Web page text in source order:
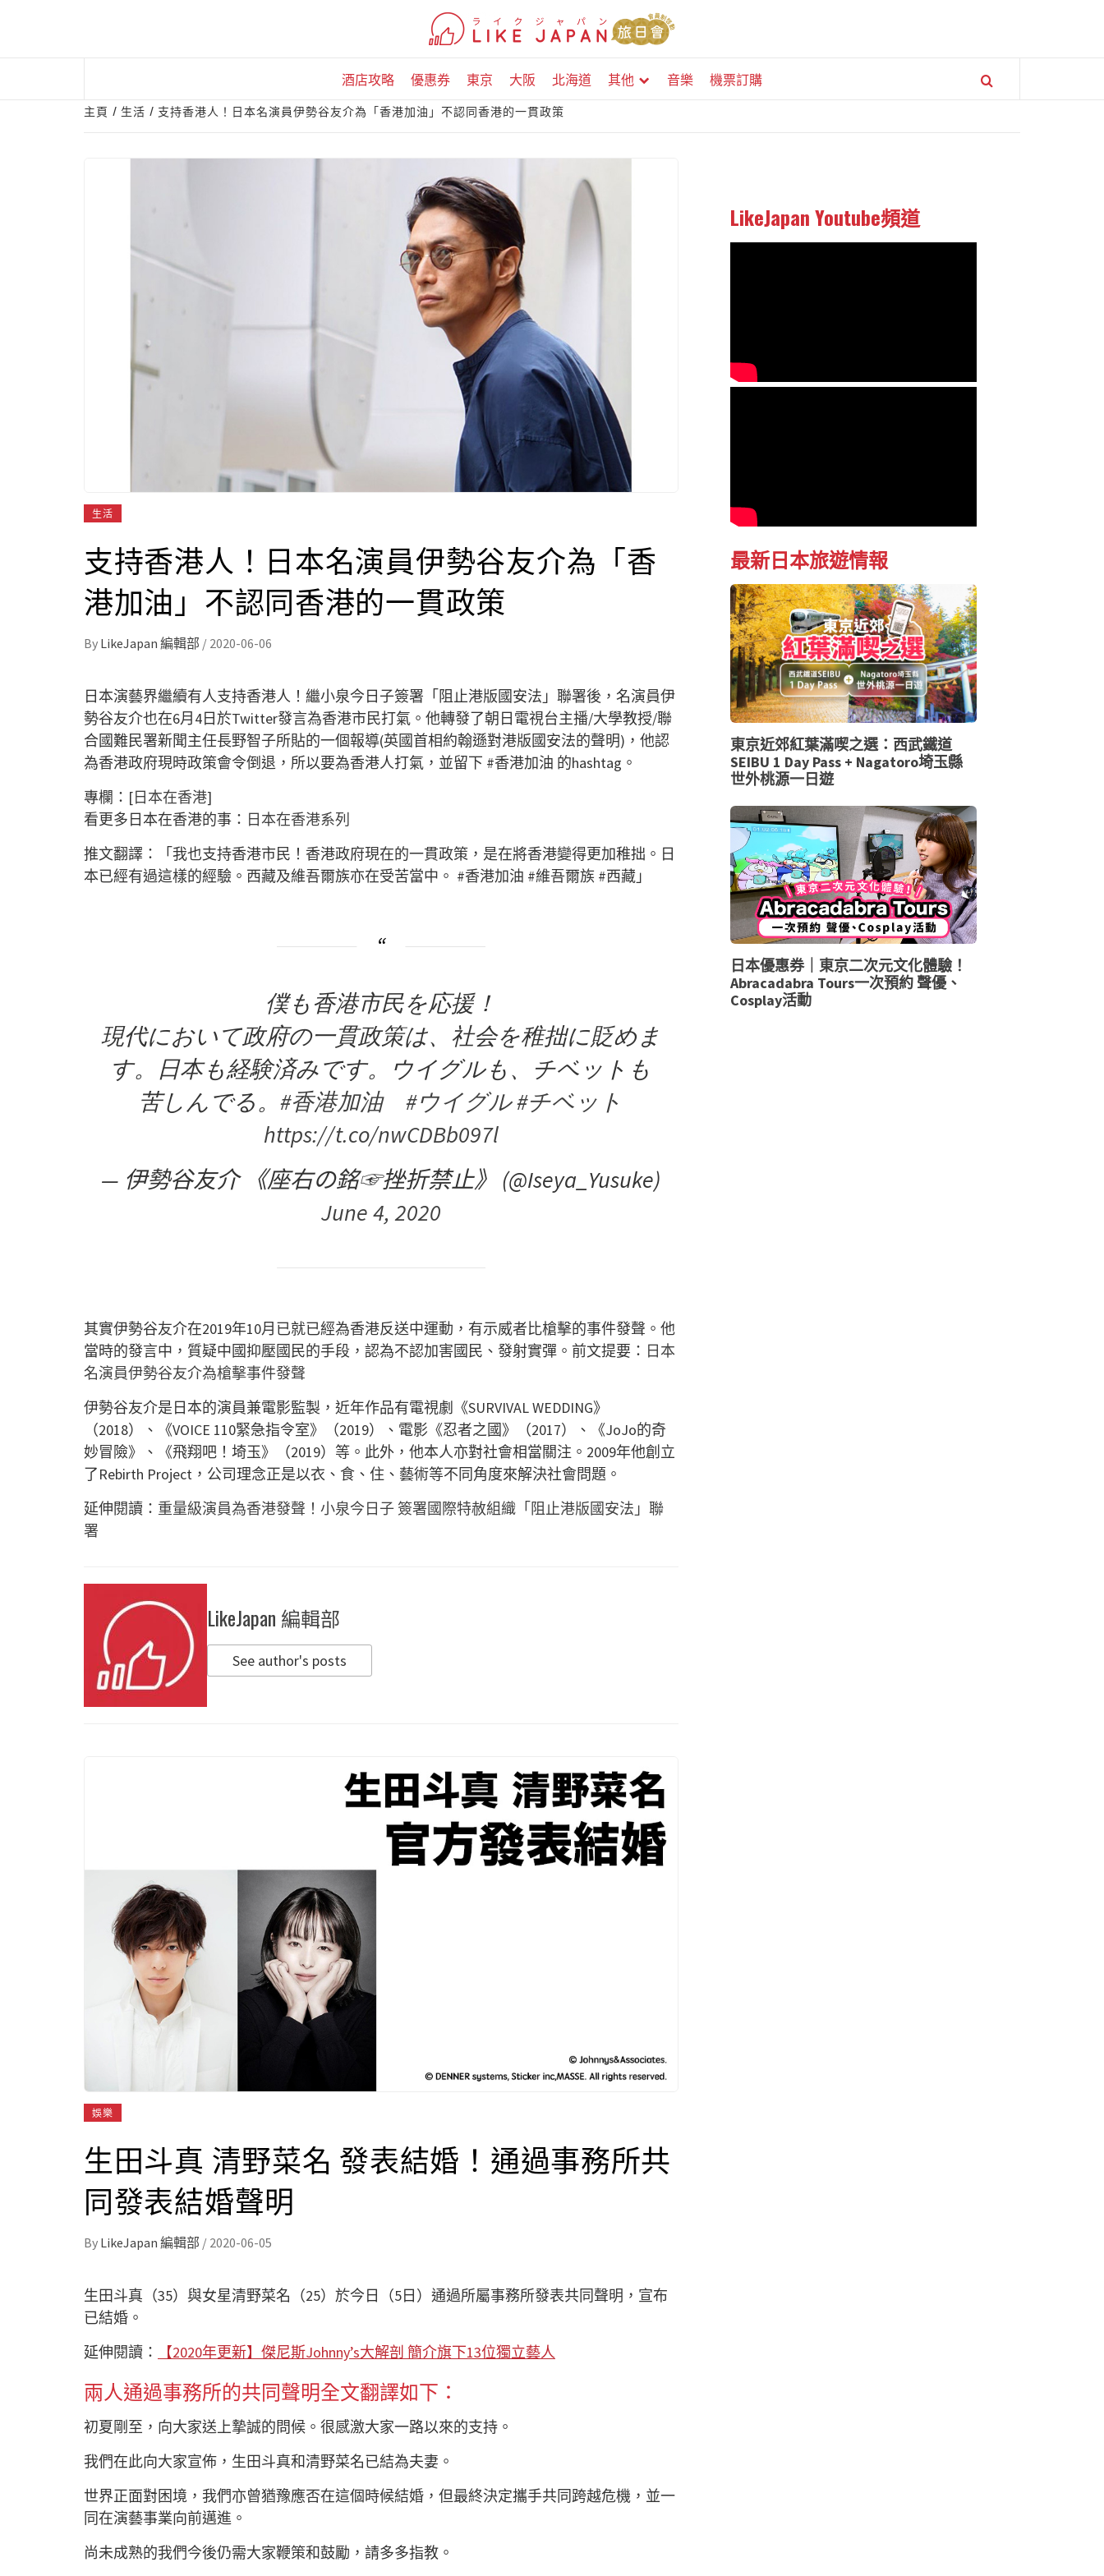
酒店攻略 優惠券 東京 大阪 北海道 其他 音樂 機票訂購
主頁 生活 支持香港人！日本名演員伊勢谷友介為「香港加油」不認同香港的一貫政策
生活
支持香港人！日本名演員伊勢谷友介為「香
港加油」不認同香港的一貫政策
By LikeJapan 編輯部 / 2020-06-06
日本演藝界繼續有人支持香港人！繼小泉今日子簽署「阻止港版國安法」聯署後，名演員伊
勢谷友介也在6月4日於Twitter發言為香港市民打氣。他轉發了朝日電視台主播/大學教授/聯
合國難民署新聞主任長野智子所貼的一個報導(英國首相約翰遜對港版國安法的聲明)，他認
為香港政府現時政策會令倒退，所以要為香港人打氣，並留下 #香港加油 的hashtag。
專欄：[日本在香港]
看更多日本在香港的事： 日本在香港系列
推文翻譯：「我也支持香港市民！香港政府現在的一貫政策，是在將香港變得更加稚拙。日
本已經有過這樣的經驗。西藏及維吾爾族亦在受苦當中。 #香港加油 #維吾爾族 #西藏」
僕も香港市民を応援！
現代において政府の一貫政策は、社会を稚拙に貶めま
す。日本も経験済みです。ウイグルも、チベットも
苦しんでる。#香港加油 #ウイグル#チベット
https://t.co/nwCDBb097l
— 伊勢谷友介 《座右の銘☞挫折禁止》 (@Iseya_Yusuke)
June 4, 2020
其實伊勢谷友介在2019年10月已就已經為香港反送中運動，有示威者比槍擊的事件發聲。他
當時的發言中，質疑中國抑壓國民的手段，認為不認加害國民、發射實彈。前文提要： 日本
名演員伊勢谷友介為槍擊事件發聲
伊勢谷友介是日本的演員兼電影監製，近年作品有電視劇《SURVIVAL WEDDING》
（2018）、《VOICE 110緊急指令室》（2019）、電影《忍者之國》（2017）、《JoJo的奇
妙冒險》、《飛翔吧！埼玉》（2019）等。此外，他本人亦對社會相當關注。2009年他創立
了Rebirth Project，公司理念正是以衣、食、住、藝術等不同角度來解決社會問題。
延伸閱讀： 重量級演員為香港發聲！小泉今日子 簽署國際特赦組織「阻止港版國安法」聯
署
LikeJapan 編輯部
See author's posts
娛樂
生田斗真 清野菜名 發表結婚！通過事務所共
同發表結婚聲明
By LikeJapan 編輯部 / 2020-06-05
生田斗真（35）與女星清野菜名（25）於今日（5日）通過所屬事務所發表共同聲明，宣布
已結婚。
延伸閱讀：
【2020年更新】傑尼斯Johnny’s大解剖 簡介旗下13位獨立藝人
兩人通過事務所的共同聲明全文翻譯如下：
初夏剛至，向大家送上摯誠的問候。很感激大家一路以來的支持。
我們在此向大家宣佈，生田斗真和清野菜名已結為夫妻。
世界正面對困境，我們亦曾猶豫應否在這個時候結婚，但最終決定攜手共同跨越危機，並一
同在演藝事業向前邁進。
尚未成熟的我們今後仍需大家鞭策和鼓勵，請多多指教。
LikeJapan Youtube頻道
最新日本旅遊情報
東京近郊紅葉滿喫之選：西武鐵道
SEIBU 1 Day Pass + Nagatoro埼玉縣
世外桃源一日遊
日本優惠券｜東京二次元文化體驗！
Abracadabra Tours一次預約 聲優、
Cosplay活動